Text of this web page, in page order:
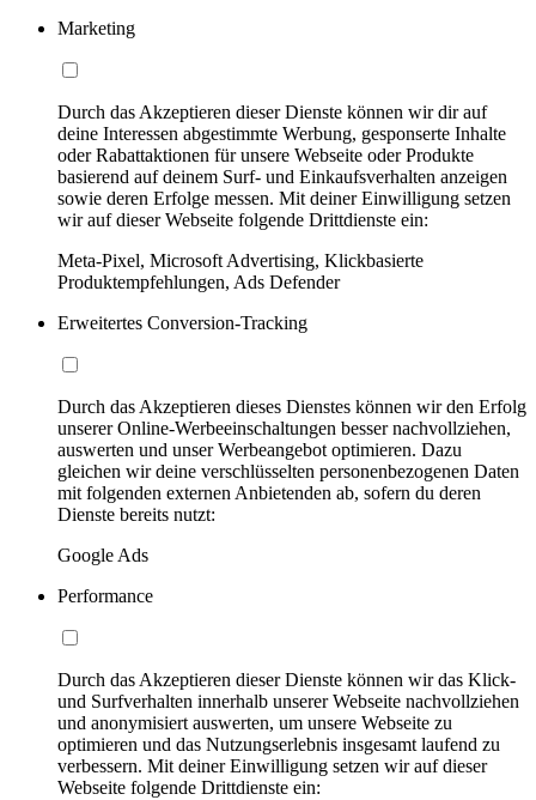
Marketing
Durch das Akzeptieren dieser Dienste können wir dir auf
deine Interessen abgestimmte Werbung, gesponserte Inhalte
oder Rabattaktionen für unsere Webseite oder Produkte
basierend auf deinem Surf- und Einkaufsverhalten anzeigen
sowie deren Erfolge messen. Mit deiner Einwilligung setzen
wir auf dieser Webseite folgende Drittdienste ein:
Meta-Pixel, Microsoft Advertising, Klickbasierte
Produktempfehlungen, Ads Defender
Erweitertes Conversion-Tracking
Durch das Akzeptieren dieses Dienstes können wir den Erfolg
unserer Online-Werbeeinschaltungen besser nachvollziehen,
auswerten und unser Werbeangebot optimieren. Dazu
gleichen wir deine verschlüsselten personenbezogenen Daten
mit folgenden externen Anbietenden ab, sofern du deren
Dienste bereits nutzt:
Google Ads
Performance
Durch das Akzeptieren dieser Dienste können wir das Klick-
und Surfverhalten innerhalb unserer Webseite nachvollziehen
und anonymisiert auswerten, um unsere Webseite zu
optimieren und das Nutzungserlebnis insgesamt laufend zu
verbessern. Mit deiner Einwilligung setzen wir auf dieser
Webseite folgende Drittdienste ein: